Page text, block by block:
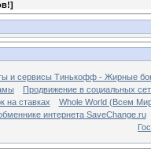
]
и сервисы Тинькофф - Жирные
Продвижение в социальных
на ставках
Whole World (Всем
интернета SaveChange.ru